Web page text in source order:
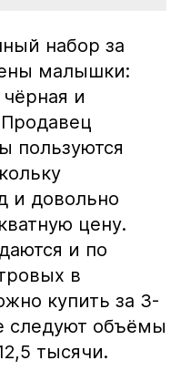
набор за
малышки:
и
пользуются
и довольно
цену.
и по
в
купить за 3-
следуют объёмы
тысячи.